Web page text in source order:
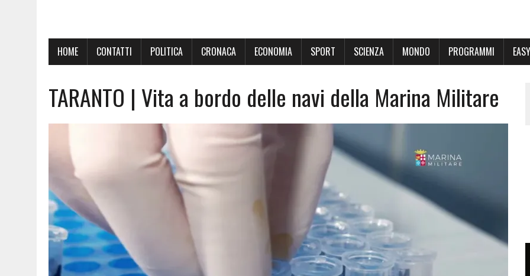
HOME CONTATTI POLITICA CRONACA ECONOMIA SPORT SCIENZA MONDO PROGRAMMI
TARANTO | Vita a bordo delle navi della Marina Militare